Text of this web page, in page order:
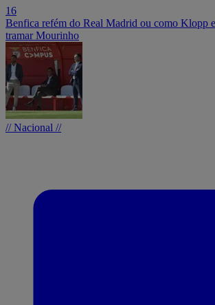
16
Benfica refém do Real Madrid ou como Klopp
tramar Mourinho
// Nacional //